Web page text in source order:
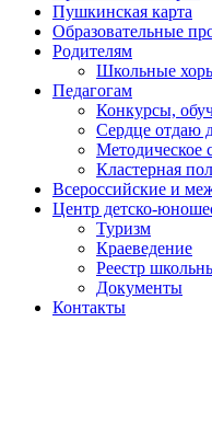
Пушкинская карта
Образовательные
Родителям
Школьные
Педагогам
Конкурсы,
Сердце отдаю
Методическое
Кластерная
Всероссийские и
Центр детско-
Туризм
Краеведение
Реестр
Документы
Контакты